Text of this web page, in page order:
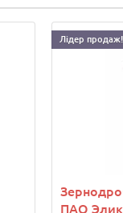
Лідер продаж!
ПАО